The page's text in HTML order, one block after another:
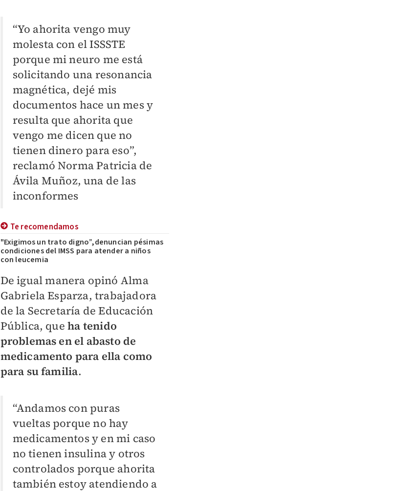
“Yo ahorita vengo muy
molesta con el ISSSTE
porque mi neuro me está
solicitando una resonancia
magnética, dejé mis
documentos hace un mes y
resulta que ahorita que
vengo me dicen que no
tienen dinero para eso”,
reclamó Norma Patricia de
Ávila Muñoz, una de las
inconformes
Te recomendamos
"Exigimos un trato digno”,denuncian pésimas
condiciones del IMSS para atender a niños
con leucemia
De igual manera opinó Alma
Gabriela Esparza, trabajadora
de la Secretaría de Educación
Pública, que ha tenido
problemas en el abasto de
medicamento para ella como
para su familia.
“Andamos con puras
vueltas porque no hay
medicamentos y en mi caso
no tienen insulina y otros
controlados porque ahorita
también estoy atendiendo a